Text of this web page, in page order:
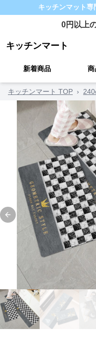
キッチンマット専
0円以上
キッチンマート
新着商品 商
キッチンマート TOP ›
Previous slide